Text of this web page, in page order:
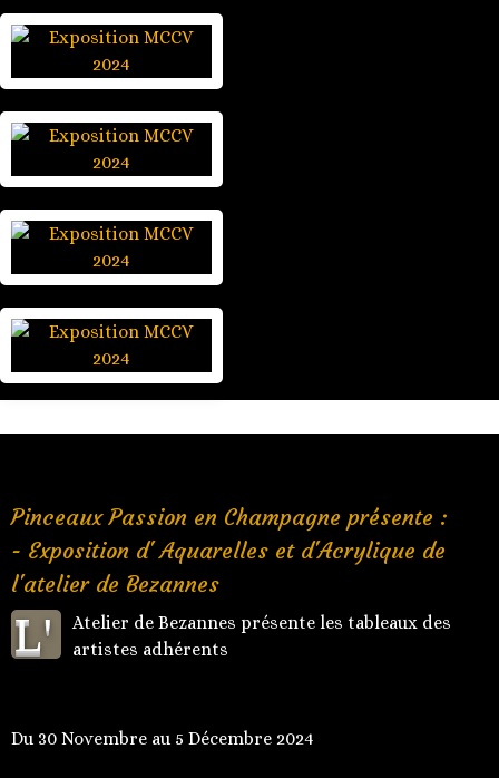
Pinceaux Passion en Champagne présente :
- Exposition d' Aquarelles et d'Acrylique de
l'atelier de Bezannes
L'
Atelier de Bezannes présente les tableaux des
artistes adhérents
Du 30 Novembre au 5 Décembre 2024